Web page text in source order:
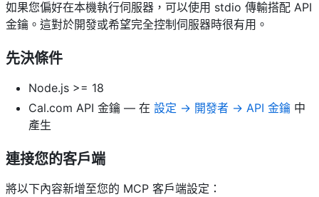
如果您偏好在本機執行伺服器，可以使用 stdio 傳輸搭配 API
金鑰。這對於開發或希望完全控制伺服器時很有用。
先決條件
Node.js >= 18
Cal.com API 金鑰 — 在 設定 → 開發者 → API 金鑰 中
產生
連接您的客戶端
將以下內容新增至您的 MCP 客戶端設定：